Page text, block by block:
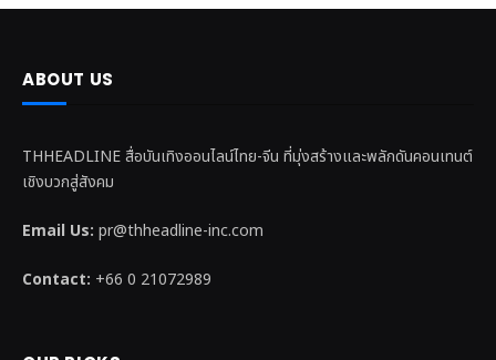
ABOUT US
THHEADLINE สื่อบันเทิงออนไลน์ไทย-จีน ที่มุ่งสร้างและพลักดันคอนเทนต์
เชิงบวกสู่สังคม
Email Us: pr@thheadline-inc.com
Contact: +66 0 21072989